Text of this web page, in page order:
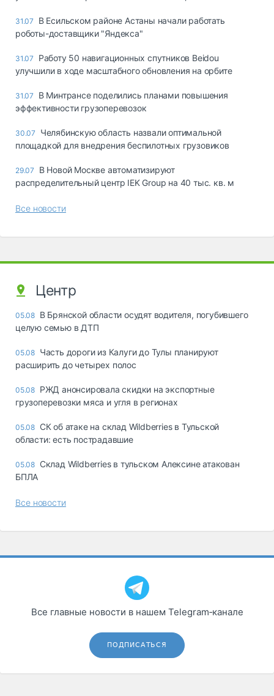
31.07
В Есильском районе Астаны начали работать
роботы-доставщики "Яндекса"
31.07
Работу 50 навигационных спутников Beidou
улучшили в ходе масштабного обновления на орбите
31.07
В Минтрансе поделились планами повышения
эффективности грузоперевозок
30.07
Челябинскую область назвали оптимальной
площадкой для внедрения беспилотных грузовиков
29.07
В Новой Москве автоматизируют
распределительный центр IEK Group на 40 тыс. кв. м
Все новости
Центр
05.08 В Брянской области осудят водителя, погубившего
целую семью в ДТП
05.08 Часть дороги из Калуги до Тулы планируют
расширить до четырех полос
05.08 РЖД анонсировала скидки на экспортные
грузоперевозки мяса и угля в регионах
05.08 СК об атаке на склад Wildberries в Тульской
области: есть пострадавшие
05.08 Склад Wildberries в тульском Алексине атакован
БПЛА
Все новости
Все главные новости в нашем Telegram‑канале
ПОДПИСАТЬСЯ